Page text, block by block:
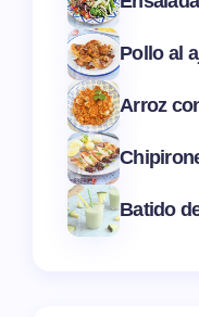
Pollo al
Arroz
Batido